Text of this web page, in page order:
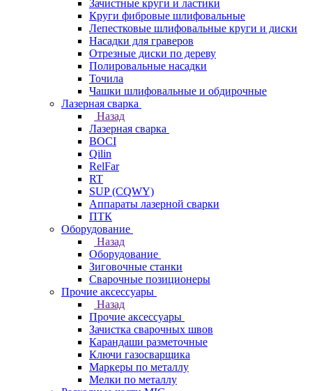
Зачистные круги и ластики
Круги фибровые шлифовальные
Лепестковые шлифовальные круги и диски
Насадки для граверов
Отрезные диски по дереву
Полировальные насадки
Точила
Чашки шлифовальные и обдирочные
Лазерная сварка
Назад
Лазерная сварка
BOCI
Qilin
RelFar
RT
SUP (CQWY)
Аппараты лазерной сварки
ПТК
Оборудование
Назад
Оборудование
Зиговочные станки
Сварочные позиционеры
Прочие аксессуары
Назад
Прочие аксессуары
Зачистка сварочных швов
Карандаши разметочные
Ключи газосварщика
Маркеры по металлу
Мелки по металлу